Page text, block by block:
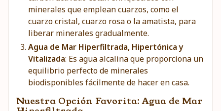
minerales que emplean cuarzos, como el
cuarzo cristal, cuarzo rosa o la amatista, para
liberar minerales gradualmente.
Agua de Mar Hiperfiltrada, Hipertónica y
Vitalizada: Es agua alcalina que proporciona un
equilibrio perfecto de minerales
biodisponibles fácilmente de hacer en casa.
Nuestra Opción Favorita: Agua de Mar